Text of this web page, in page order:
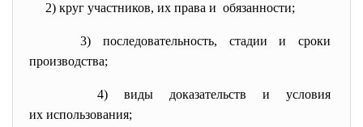
2) круг участников, их права и обязанности;
3) последовательность, стадии и сроки
производства;
4) виды доказательств и условия
их использования;